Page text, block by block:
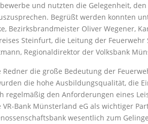
und nutzten die Gelegenheit,
Begrüßt werden konnten
Bezirksbrandmeister Oliver Wegener,
Steinfurt, die Leitung der
Regionaldirektor der Volksbank
die große Bedeutung der
die hohe Ausbildungsqualität, die
regelmäßig den Anforderungen eines
Bank Münsterland eG als wichtiger
wesentlich zum